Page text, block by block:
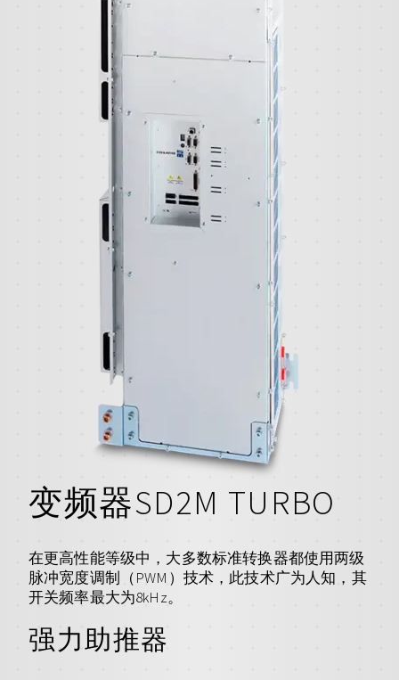
变频器SD2M TURBO
在更高性能等级中，大多数标准转换器都使用两级
脉冲宽度调制（PWM）技术，此技术广为人知，其
开关频率最大为8kHz。
强力助推器